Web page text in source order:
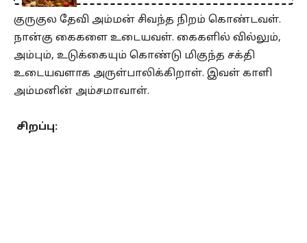
குருகுல தேவி அம்மன் சிவந்த நிறம் கொண்டவள்.
நான்கு கைகளை உடையவள். கைகளில் வில்லும்,
அம்பும், உடுக்கையும் கொண்டு மிகுந்த சக்தி
உடையவளாக அருள்பாலிக்கிறாள். இவள் காளி
அம்மனின் அம்சமாவாள்.
சிறப்பு: